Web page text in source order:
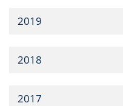
2019
2018
2017